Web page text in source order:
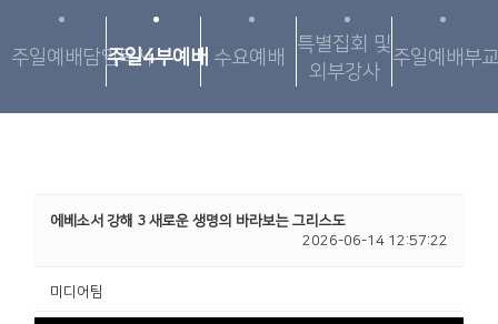
주일예배담임목사주일4부예배 수요예배
특별집회 및
외부강사
주일예배부
에베소서 강해 3 새로운 생명의 바라보는 그리스도
2026-06-14 12:57:22
미디어팀